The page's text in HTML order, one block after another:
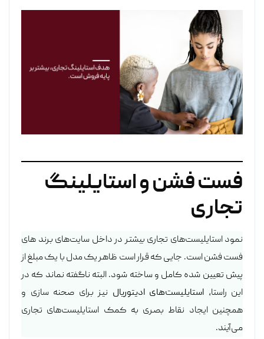
فست فشن و استایلینگ
تجاری
نمود استایلیست‌های تجاری بیشتر در داخل سایت‌های برند های
فست فشن است. جایی که قرار است ظاهر یک مدل با یک مبلغ از
پیش تعیین شده کامل و ساخته شود. البته ناگفته نماند که در
این راستا، استایلیست‌های ادیتوریال نیز برای صحنه سازی و
همچنین ایجاد نقاط بصری به کمک استایلیست‌های تجاری
می‌آیند.